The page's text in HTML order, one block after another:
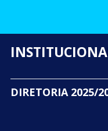
DIRETORIA 2025/